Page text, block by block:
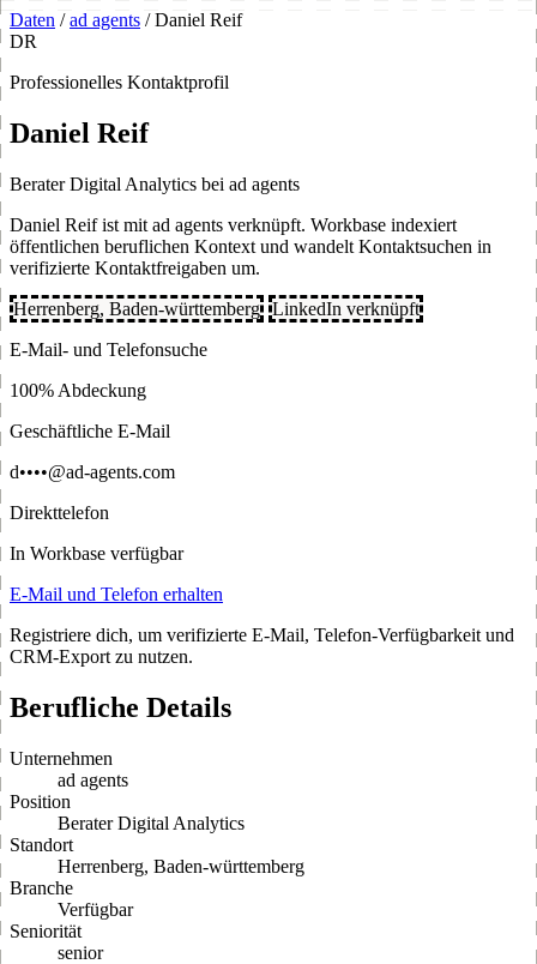
Daten / ad agents / Daniel Reif
DR
Professionelles Kontaktprofil
Daniel Reif
Berater Digital Analytics bei ad agents
Daniel Reif ist mit ad agents verknüpft. Workbase indexiert
öffentlichen beruflichen Kontext und wandelt Kontaktsuchen in
verifizierte Kontaktfreigaben um.
Herrenberg, Baden-württemberg LinkedIn verknüpft
E-Mail- und Telefonsuche
100% Abdeckung
Geschäftliche E-Mail
d••••@ad-agents.com
Direkttelefon
In Workbase verfügbar
E-Mail und Telefon erhalten
Registriere dich, um verifizierte E-Mail, Telefon-Verfügbarkeit und
CRM-Export zu nutzen.
Berufliche Details
Unternehmen
ad agents
Position
Berater Digital Analytics
Standort
Herrenberg, Baden-württemberg
Branche
Verfügbar
Seniorität
senior